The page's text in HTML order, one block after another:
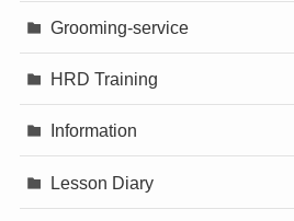
Grooming-service
HRD Training
Information
Lesson Diary